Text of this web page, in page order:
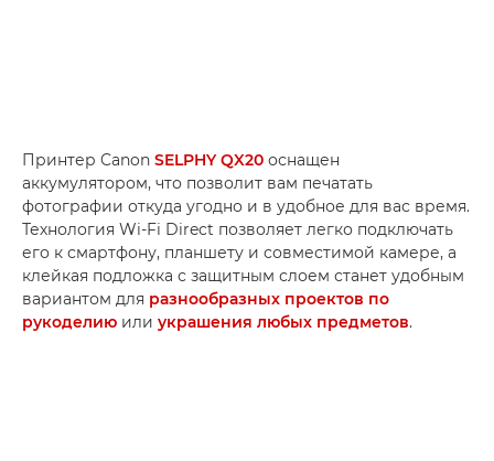
Принтер Canon SELPHY QX20 оснащен
аккумулятором, что позволит вам печатать
фотографии откуда угодно и в удобное для вас время.
Технология Wi-Fi Direct позволяет легко подключать
его к смартфону, планшету и совместимой камере, а
клейкая подложка с защитным слоем станет удобным
вариантом для разнообразных проектов по
рукоделию или украшения любых предметов.